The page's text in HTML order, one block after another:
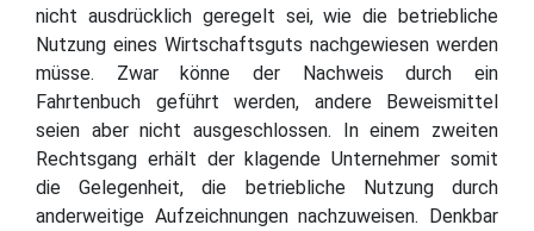
nicht ausdrücklich geregelt sei, wie die betriebliche
Nutzung eines Wirtschaftsguts nachgewiesen werden
müsse. Zwar könne der Nachweis durch ein
Fahrtenbuch geführt werden, andere Beweismittel
seien aber nicht ausgeschlossen. In einem zweiten
Rechtsgang erhält der klagende Unternehmer somit
die Gelegenheit, die betriebliche Nutzung durch
anderweitige Aufzeichnungen nachzuweisen. Denkbar